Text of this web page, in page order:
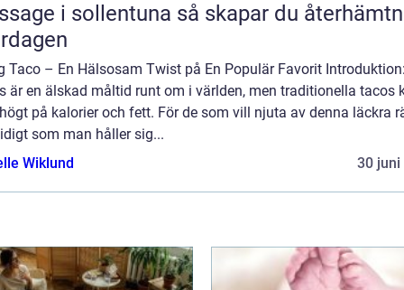
i sollentuna så skapar du återhämtning
Taco – En Hälsosam Twist på En Populär Favorit
är en älskad måltid runt om i världen, men traditionella tacos
på kalorier och fett. För de som vill njuta av denna läckra
som man håller sig...
Wiklund
30 juni